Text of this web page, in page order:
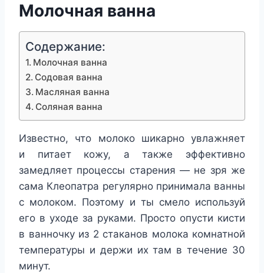
Молочная ванна
Содержание:
Молочная ванна
Содовая ванна
Масляная ванна
Соляная ванна
Известно, что молоко шикарно увлажняет
и питает кожу, а также эффективно
замедляет процессы старения — не зря же
сама Клеопатра регулярно принимала ванны
с молоком. Поэтому и ты смело используй
его в уходе за руками. Просто опусти кисти
в ванночку из 2 стаканов молока комнатной
температуры и держи их там в течение 30
минут.